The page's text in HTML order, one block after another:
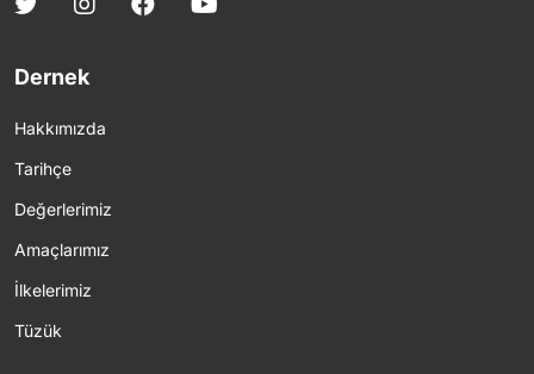
Dernek
Hakkımızda
Tarihçe
Değerlerimiz
Amaçlarımız
İlkelerimiz
Tüzük